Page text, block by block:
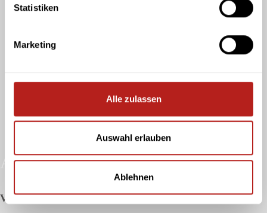
Statistiken
Marketing
Alle zulassen
Auswahl erlauben
Ablehnen
zu den Marken
Aktuelle Öffnungszeiten
Verkauf & Vermietung